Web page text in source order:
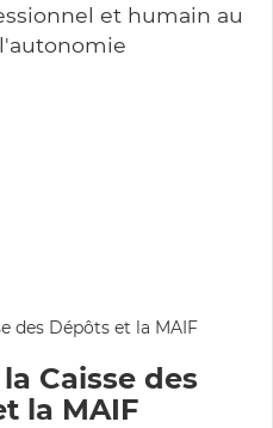
et humain au
Caisse des
la MAIF